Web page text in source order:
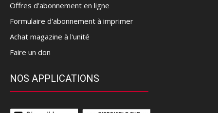
Offres d’abonnement en ligne
Formulaire d'abonnement à imprimer
Achat magazine à l'unité
Faire un don
NOS APPLICATIONS